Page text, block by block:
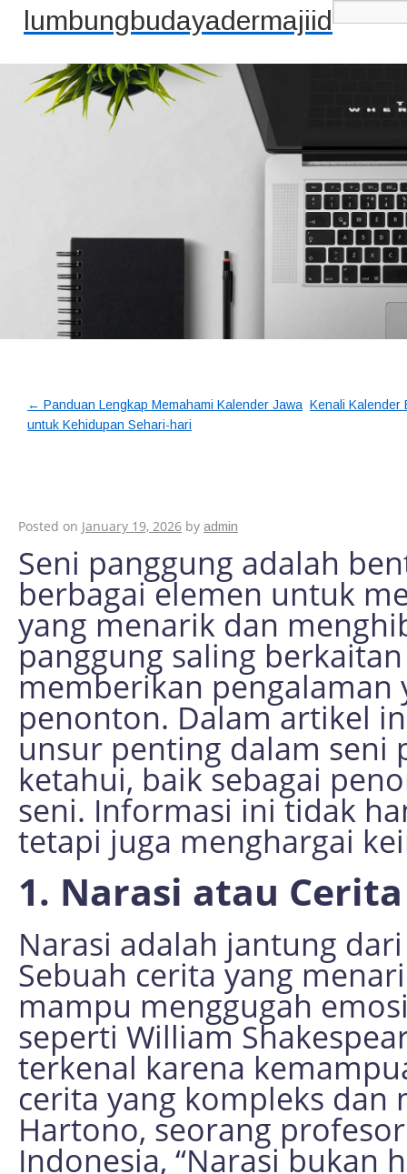
lumbungbudayadermajiid
← Panduan Lengkap Memahami Kalender Jawa
untuk Kehidupan Sehari-hari
Kenali Kalender
Posted on January 19, 2026 by admin
Seni panggung adalah
berbagai elemen untuk
yang menarik dan
panggung saling
memberikan pengalaman
penonton. Dalam artikel
unsur penting dalam seni
ketahui, baik sebagai
seni. Informasi ini tidak
tetapi juga menghargai
1. Narasi atau Cerita
Narasi adalah jantung
Sebuah cerita yang
mampu menggugah
seperti William
terkenal karena
cerita yang kompleks
Hartono, seorang
Indonesia, “Narasi bukan